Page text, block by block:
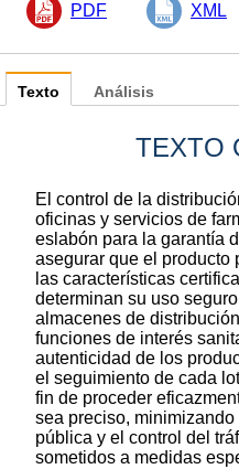
PDF XML
Texto
TEXTO
El control de la
oficinas y servicios de
eslabón para la garantía
asegurar que el producto
las características
determinan su uso
almacenes de
funciones de interés
autenticidad de los
el seguimiento de cada
fin de proceder
sea preciso,
pública y el control del
sometidos a medidas
Análisis